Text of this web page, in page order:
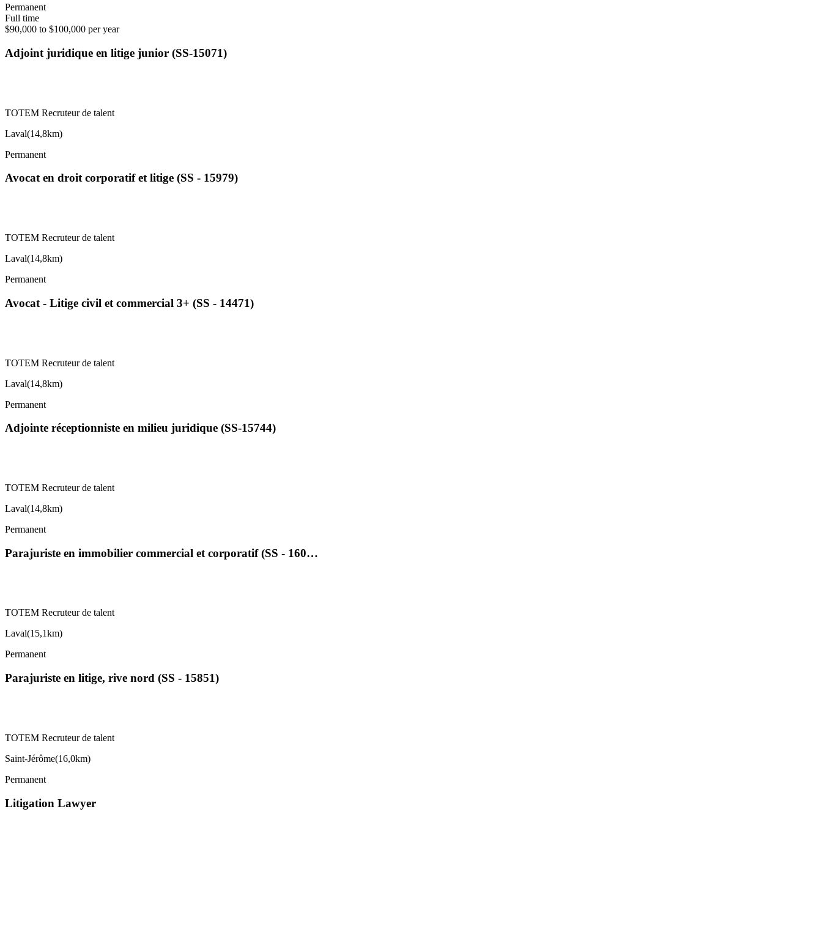
Permanent
Full time
$90,000 to $100,000 per year
Adjoint juridique en litige junior (SS-15071)
TOTEM Recruteur de talent
Laval(14,8km)
Permanent
Avocat en droit corporatif et litige (SS - 15979)
TOTEM Recruteur de talent
Laval(14,8km)
Permanent
Avocat - Litige civil et commercial 3+ (SS - 14471)
TOTEM Recruteur de talent
Laval(14,8km)
Permanent
Adjointe réceptionniste en milieu juridique (SS-15744)
TOTEM Recruteur de talent
Laval(14,8km)
Permanent
Parajuriste en immobilier commercial et corporatif (SS - 160…
TOTEM Recruteur de talent
Laval(15,1km)
Permanent
Parajuriste en litige, rive nord (SS - 15851)
TOTEM Recruteur de talent
Saint-Jérôme(16,0km)
Permanent
Litigation Lawyer